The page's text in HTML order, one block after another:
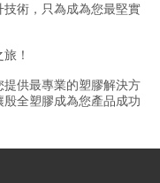
術，只為成為您最堅實
！
供最專業的塑膠解決方
全塑膠成為您產品成功